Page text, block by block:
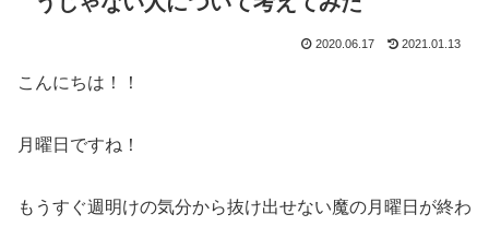
2020.06.17 2021.01.13
こんにちは！！
月曜日ですね！
もうすぐ週明けの気分から抜け出せない魔の月曜日が終わ